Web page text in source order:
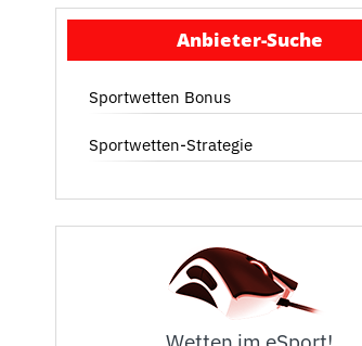
Anbieter-Suche
Sportwetten Bonus
Sportwetten-Strategie